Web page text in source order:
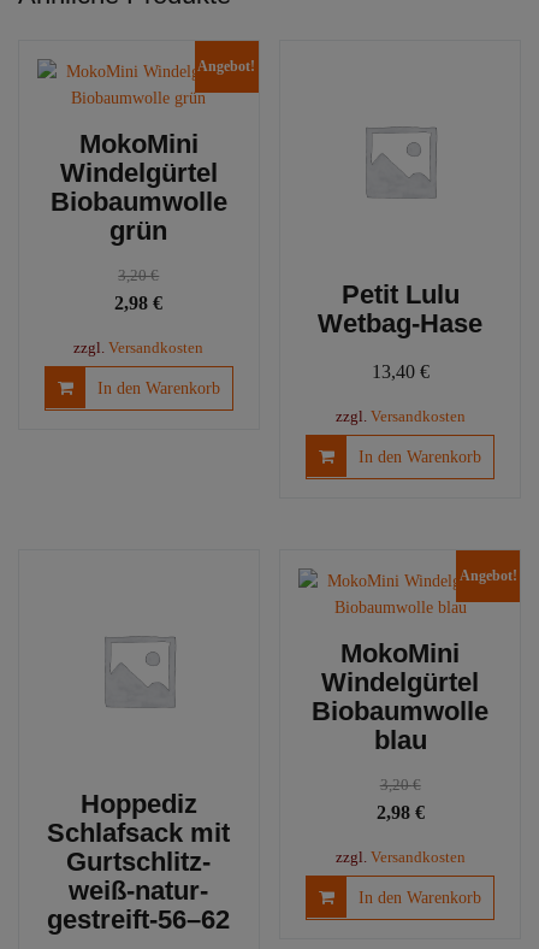
Angebot!
MokoMini
Windelgürtel
Biobaumwolle
grün
3,20€
Ursprünglicher
war:
3,20 €
2,98€Aktueller
ist:
2,98 €.
zzgl.Versandkosten
In den Warenkorb
Petit Lulu
Wetbag-Hase
13,40 €
zzgl. Versandkosten
In den Warenkorb
Hoppediz
Schlafsack mit
Gurtschlitz-
weiß-natur-
gestreift-56–62
Angebot!
MokoMini
Windelgürtel
Biobaumwolle
blau
3,20€
Ursprünglicher
war:
3,20 €
2,98 €Aktueller
ist:
2,98 €.
zzgl. Versandkosten
In den Warenkorb